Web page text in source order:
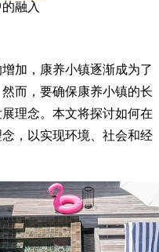
融入
加，康养小镇逐渐成为了
而，要确保康养小镇的长
理念。本文将探讨如何在
，以实现环境、社会和经